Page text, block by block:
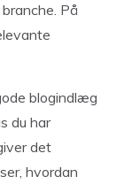
På
blogindlæg
du har
det
hvordan